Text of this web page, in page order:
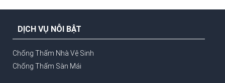
DỊCH VỤ NỖI BẬT
Chống Thấm Nhà Vệ Sinh
Chống Thấm Sàn Mái